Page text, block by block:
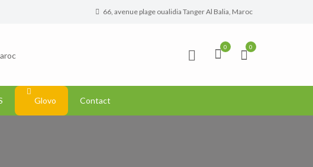
66, avenue plage oualidia Tanger Al Balia, Maroc
0 0
Glovo Contact